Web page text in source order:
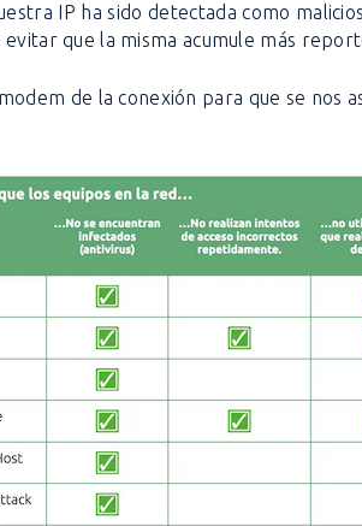
IP ha sido detectada como
que la misma acumule más
de la conexión para que se nos